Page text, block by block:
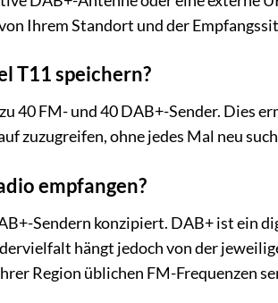
Ihrem Standort und der
T11 speichern?
40 FM- und 40 DAB+-Sender. Dies
zuzugreifen, ohne jedes Mal neu
empfangen?
Sendern konzipiert. DAB+ ist ein
hängt jedoch von der
Region üblichen FM-Frequenzen